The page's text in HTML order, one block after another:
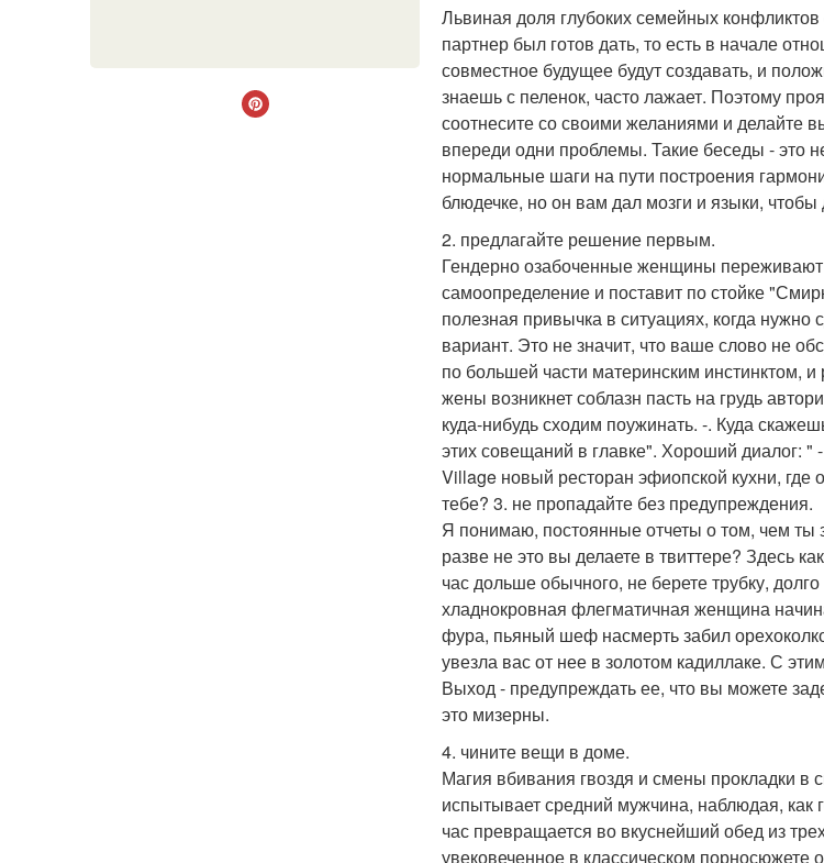
Львиная доля глубоких семейных
партнер был готов дать, то есть в начале
совместное будущее будут создавать, и
знаешь с пеленок, часто лажает. Поэтому
соотнесите со своими желаниями и делайте
впереди одни проблемы. Такие беседы - это
нормальные шаги на пути построения
блюдечке, но он вам дал мозги и языки,
2. предлагайте решение первым.
Гендерно озабоченные женщины переживают
самоопределение и поставит по стойке
полезная привычка в ситуациях, когда
вариант. Это не значит, что ваше слово не
по большей части материнским инстинктом,
жены возникнет соблазн пасть на грудь
куда-нибудь сходим поужинать. -. Куда
этих совещаний в главке". Хороший диалог: "
Village новый ресторан эфиопской кухни,
тебе? 3. не пропадайте без предупреждения.
Я понимаю, постоянные отчеты о том, чем ты
разве не это вы делаете в твиттере? Здесь
час дольше обычного, не берете трубку,
хладнокровная флегматичная женщина
фура, пьяный шеф насмерть забил
увезла вас от нее в золотом кадиллаке. С
Выход - предупреждать ее, что вы можете
это мизерны.
4. чините вещи в доме.
Магия вбивания гвоздя и смены прокладки
испытывает средний мужчина, наблюдая, как
час превращается во вкуснейший обед из
увековеченное в классическом порносюжете